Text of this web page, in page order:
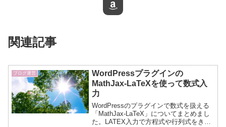
関連記事
ブログ運営
WordPressプラグインの
MathJax-LaTeXを使って数式入
力
WordPressのプラグインで数式を扱える
「MathJax-LaTeX」についてまとめまし
た。LATEX入力で方程式や行列式をきれ